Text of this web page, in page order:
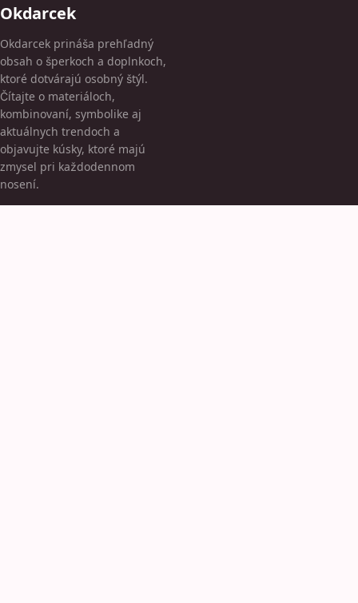
Okdarcek
Okdarcek prináša prehľadný
obsah o šperkoch a doplnkoch,
ktoré dotvárajú osobný štýl.
Čítajte o materiáloch,
kombinovaní, symbolike aj
aktuálnych trendoch a
objavujte kúsky, ktoré majú
zmysel pri každodennom
nosení.